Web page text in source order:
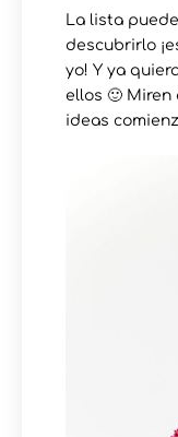
La lista
descubrirlo
yo! Y ya
ellos 🙂 Miren
ideas